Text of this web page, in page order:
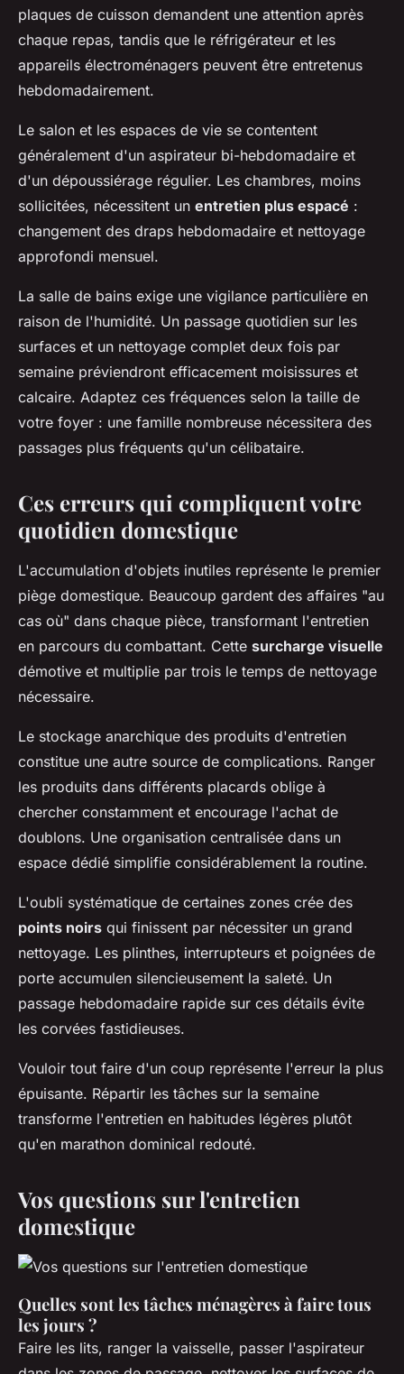
plaques de cuisson demandent une attention après
chaque repas, tandis que le réfrigérateur et les
appareils électroménagers peuvent être entretenus
hebdomadairement.
Le salon et les espaces de vie se contentent
généralement d'un aspirateur bi-hebdomadaire et
d'un dépoussiérage régulier. Les chambres, moins
sollicitées, nécessitent un entretien plus espacé :
changement des draps hebdomadaire et nettoyage
approfondi mensuel.
La salle de bains exige une vigilance particulière en
raison de l'humidité. Un passage quotidien sur les
surfaces et un nettoyage complet deux fois par
semaine préviendront efficacement moisissures et
calcaire. Adaptez ces fréquences selon la taille de
votre foyer : une famille nombreuse nécessitera des
passages plus fréquents qu'un célibataire.
Ces erreurs qui compliquent votre
quotidien domestique
L'accumulation d'objets inutiles représente le premier
piège domestique. Beaucoup gardent des affaires "au
cas où" dans chaque pièce, transformant l'entretien
en parcours du combattant. Cette surcharge visuelle
démotive et multiplie par trois le temps de nettoyage
nécessaire.
Le stockage anarchique des produits d'entretien
constitue une autre source de complications. Ranger
les produits dans différents placards oblige à
chercher constamment et encourage l'achat de
doublons. Une organisation centralisée dans un
espace dédié simplifie considérablement la routine.
L'oubli systématique de certaines zones crée des
points noirs qui finissent par nécessiter un grand
nettoyage. Les plinthes, interrupteurs et poignées de
porte accumulen silencieusement la saleté. Un
passage hebdomadaire rapide sur ces détails évite
les corvées fastidieuses.
Vouloir tout faire d'un coup représente l'erreur la plus
épuisante. Répartir les tâches sur la semaine
transforme l'entretien en habitudes légères plutôt
qu'en marathon dominical redouté.
Vos questions sur l'entretien
domestique
Quelles sont les tâches ménagères à faire tous
les jours ?
Faire les lits, ranger la vaisselle, passer l'aspirateur